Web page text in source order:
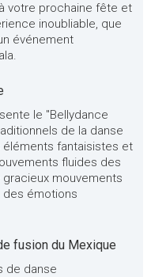
votre prochaine fête et
inoubliable, que
événement
le "Bellydance
de la danse
fantaisistes et
fluides des
mouvements
des émotions
fusion du Mexique
de danse